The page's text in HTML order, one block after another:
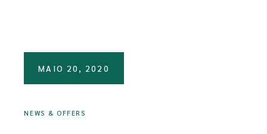
MAIO 20, 2020
NEWS & OFFERS